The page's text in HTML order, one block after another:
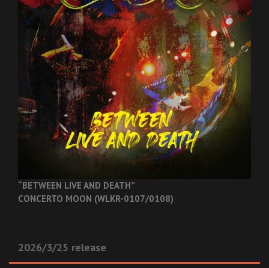
“BETWEEN LIVE AND DEATH”
CONCERTO MOON (WLKR-0107/0108)
2026/3/25 release